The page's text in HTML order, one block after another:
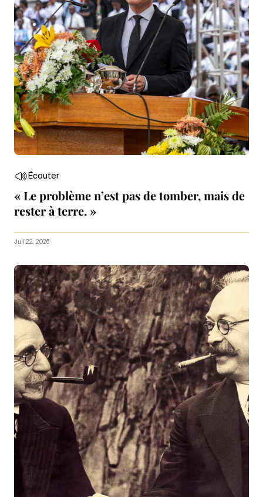
Écouter
« Le problème n’est pas de tomber, mais de
rester à terre. »
Juli 22, 2026